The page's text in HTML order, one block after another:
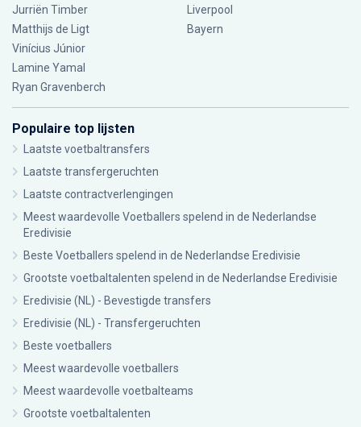
Jurriën Timber
Matthijs de Ligt
Vinícius Júnior
Lamine Yamal
Ryan Gravenberch
Liverpool
Bayern
Populaire top lijsten
Laatste voetbaltransfers
Laatste transfergeruchten
Laatste contractverlengingen
Meest waardevolle Voetballers spelend in de Nederlandse
Eredivisie
Beste Voetballers spelend in de Nederlandse Eredivisie
Grootste voetbaltalenten spelend in de Nederlandse Eredivisie
Eredivisie (NL) - Bevestigde transfers
Eredivisie (NL) - Transfergeruchten
Beste voetballers
Meest waardevolle voetballers
Meest waardevolle voetbalteams
Grootste voetbaltalenten